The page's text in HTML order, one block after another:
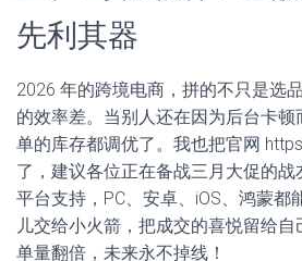
先利其器
2026 年的跨境电商，拼的不只是选
的效率差。当别人还在因为后台卡
单的库存都调优了。我也把官网
了，建议各位正在备战三月大促的
平台支持，PC、安卓、iOS、鸿蒙都
儿交给小火箭，把成交的喜悦留给自
单量翻倍，未来永不掉线！